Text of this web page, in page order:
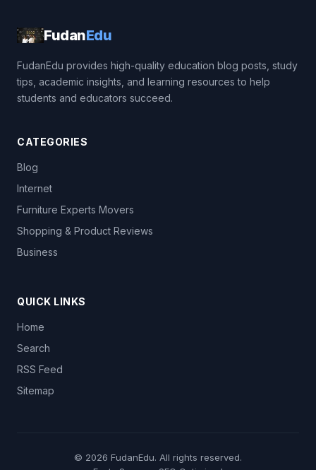
FudanEdu
FudanEdu provides high-quality education blog posts, study
tips, academic insights, and learning resources to help
students and educators succeed.
CATEGORIES
Blog
Internet
Furniture Experts Movers
Shopping & Product Reviews
Business
QUICK LINKS
Home
Search
RSS Feed
Sitemap
© 2026 FudanEdu. All rights reserved.